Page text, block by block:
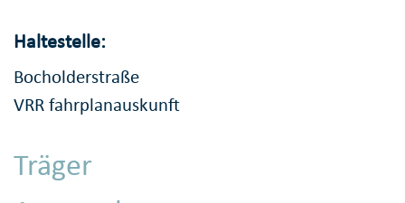
Haltestelle:
Bocholderstraße
VRR fahrplanauskunft
Träger